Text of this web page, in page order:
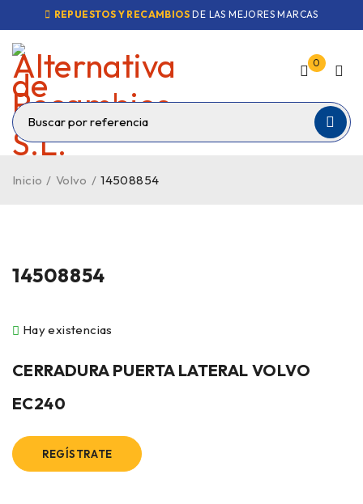
REPUESTOS Y RECAMBIOS DE LAS MEJORES MARCAS
0
Inicio / Volvo / 14508854
14508854
Hay existencias
CERRADURA PUERTA LATERAL VOLVO
EC240
REGÍSTRATE